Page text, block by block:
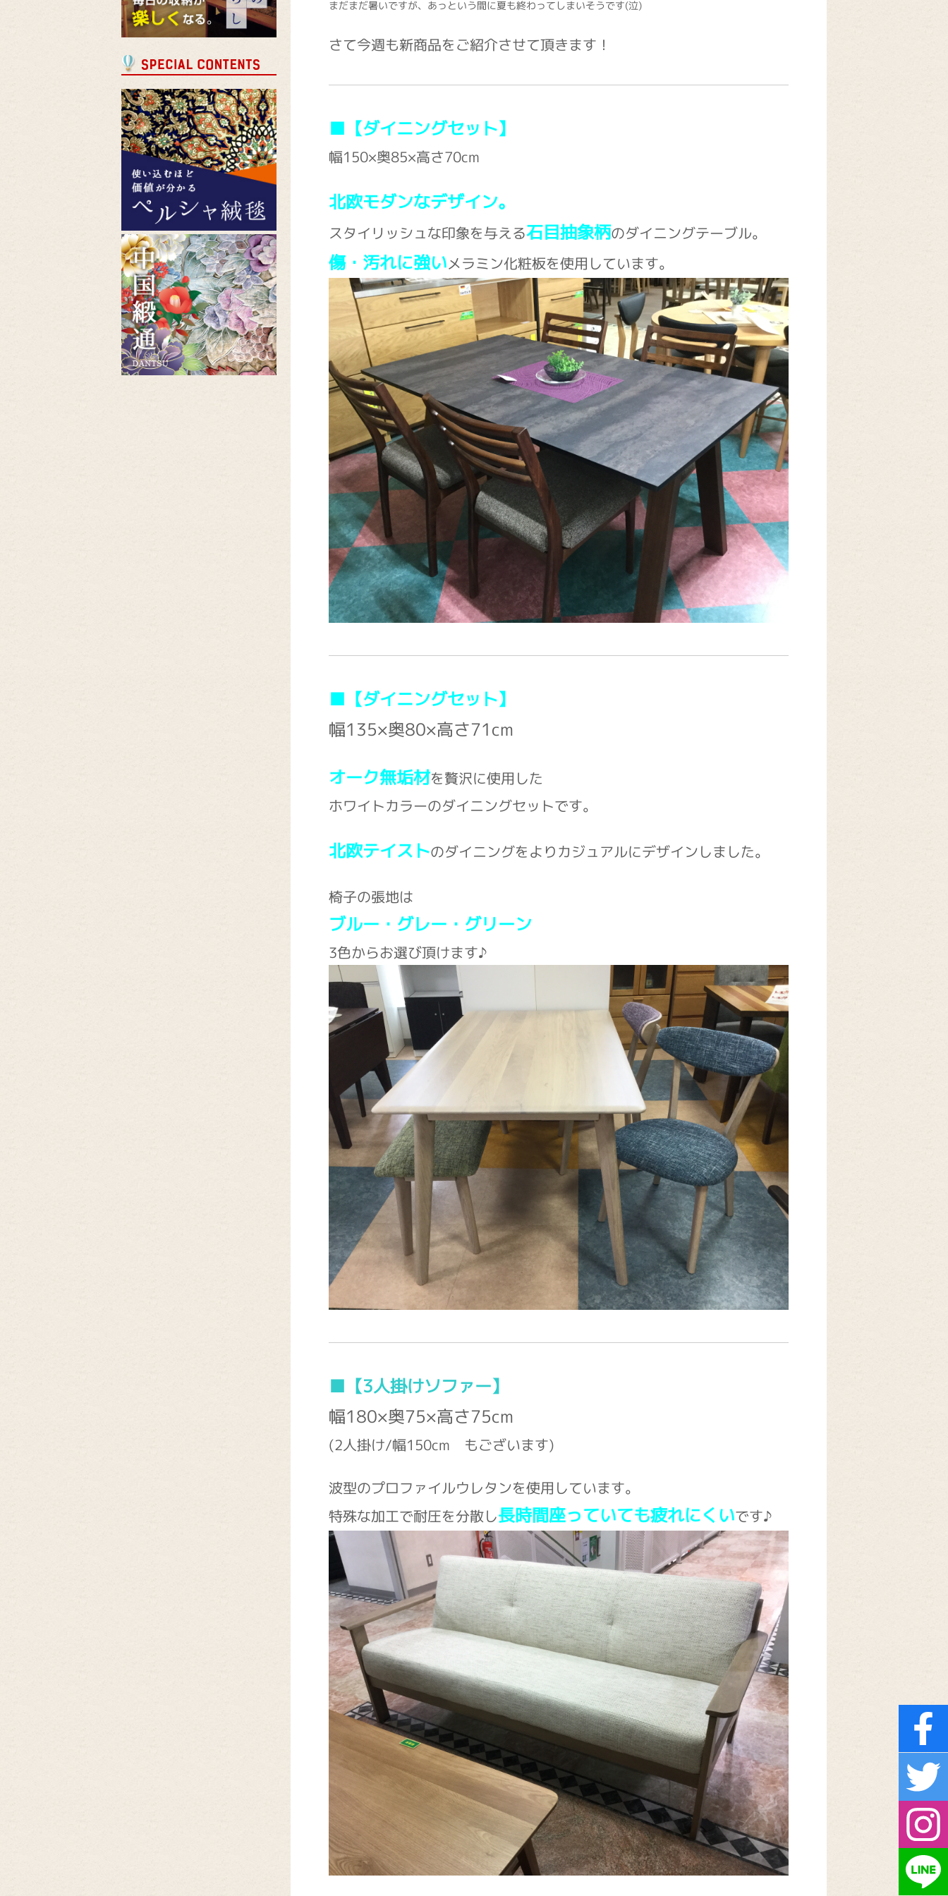
まだまだ暑いですが、あっという間に夏も終わってしまいそうです(泣)
さて今週も新商品をご紹介させて頂きます！
■【ダイニングセット】
幅150×奥85×高さ70cm
北欧モダンなデザイン。
スタイリッシュな印象を与える石目抽象柄のダイニングテーブル。
傷・汚れに強いメラミン化粧板を使用しています。
■【ダイニングセット】
幅135×奥80×高さ71cm
オーク無垢材を贅沢に使用した
ホワイトカラーのダイニングセットです。
北欧テイストのダイニングをよりカジュアルにデザインしました。
椅子の張地は
ブルー・グレー・グリーン
3色からお選び頂けます♪
■【3人掛けソファー】
幅180×奥75×高さ75cm
(2人掛け/幅150cm もございます)
波型のプロファイルウレタンを使用しています。
特殊な加工で耐圧を分散し長時間座っていても疲れにくいです♪